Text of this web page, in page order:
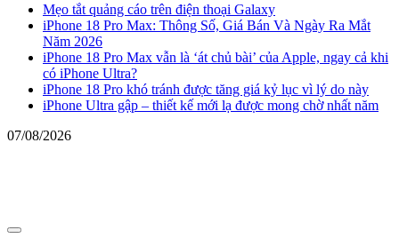
Mẹo tắt quảng cáo trên điện thoại Galaxy
iPhone 18 Pro Max: Thông Số, Giá Bán Và Ngày Ra Mắt
Năm 2026
iPhone 18 Pro Max vẫn là ‘át chủ bài’ của Apple, ngay cả khi
có iPhone Ultra?
iPhone 18 Pro khó tránh được tăng giá kỷ lục vì lý do này
iPhone Ultra gập – thiết kế mới lạ được mong chờ nhất năm
07/08/2026
Primary